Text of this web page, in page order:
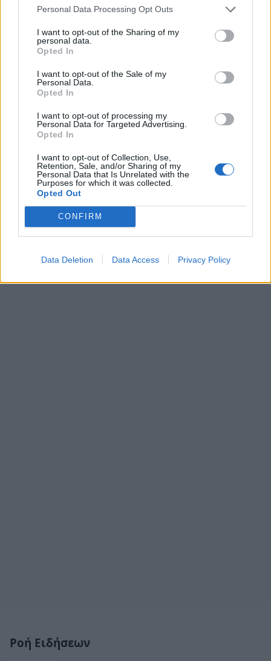
Personal Data Processing Opt Outs
I want to opt-out of the Sharing of my
personal data.
Opted In
I want to opt-out of the Sale of my
Personal Data.
Opted In
I want to opt-out of processing my
Personal Data for Targeted Advertising.
Opted In
I want to opt-out of Collection, Use,
Retention, Sale, and/or Sharing of my
Personal Data that Is Unrelated with the
Purposes for which it was collected.
Opted Out
CONFIRM
Data Deletion Data Access Privacy Policy
Οργανισμός (καλύψεις εξαγωγών) (Πάνθεον,
β) εκπαιδευτικό σεμινάριο από τον κ.
Παπαστεργιόπουλο Γιώργο, Διευθυντή
Πληροφόρησης και Υποστήριξης Επιχειρήσεων
του Enterprise Greece, με θέμα "Τα σωστά
βήματα για επιτυχημενες εξαγωγές" (αίθουσα
του Επιμελητηρίου, Γύθειο, 9/5/2019)
Δείτε το αναλυτικό πρόγραμμα
Ροή Ειδήσεων